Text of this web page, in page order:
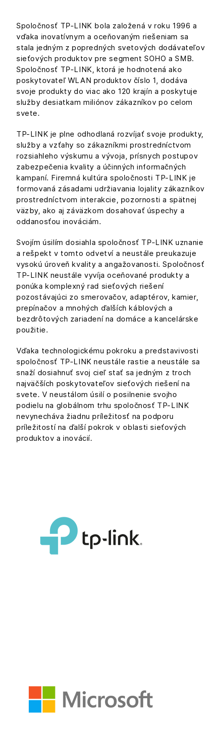
Spoločnosť TP-LINK bola založená v roku 1996 a
vďaka inovatívnym a oceňovaným riešeniam sa
stala jedným z popredných svetových dodávateľov
sieťových produktov pre segment SOHO a SMB.
Spoločnosť TP-LINK, ktorá je hodnotená ako
poskytovateľ WLAN produktov číslo 1, dodáva
svoje produkty do viac ako 120 krajín a poskytuje
služby desiatkam miliónov zákazníkov po celom
svete.
TP-LINK je plne odhodlaná rozvíjať svoje produkty,
služby a vzťahy so zákazníkmi prostredníctvom
rozsiahleho výskumu a vývoja, prísnych postupov
zabezpečenia kvality a účinných informačných
kampaní. Firemná kultúra spoločnosti TP-LINK je
formovaná zásadami udržiavania lojality zákazníkov
prostredníctvom interakcie, pozornosti a spätnej
väzby, ako aj záväzkom dosahovať úspechy a
oddanosťou inováciám.
Svojím úsilím dosiahla spoločnosť TP-LINK uznanie
a rešpekt v tomto odvetví a neustále preukazuje
vysokú úroveň kvality a angažovanosti. Spoločnosť
TP-LINK neustále vyvíja oceňované produkty a
ponúka komplexný rad sieťových riešení
pozostávajúci zo smerovačov, adaptérov, kamier,
prepínačov a mnohých ďalších káblových a
bezdrôtových zariadení na domáce a kancelárske
použitie.
Vďaka technologickému pokroku a predstavivosti
spoločnosť TP-LINK neustále rastie a neustále sa
snaží dosiahnuť svoj cieľ stať sa jedným z troch
najväčších poskytovateľov sieťových riešení na
svete. V neustálom úsilí o posilnenie svojho
podielu na globálnom trhu spoločnosť TP-LINK
nevynecháva žiadnu príležitosť na podporu
príležitostí na ďalší pokrok v oblasti sieťových
produktov a inovácií.